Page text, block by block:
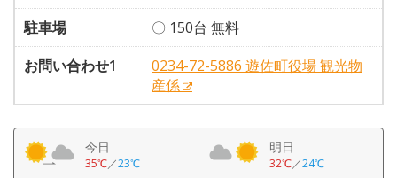
駐車場
〇 150台 無料
お問い合わせ1
0234-72-5886 遊佐町役場 観光物
産係
今日
35℃／23℃
明日
32℃／24℃